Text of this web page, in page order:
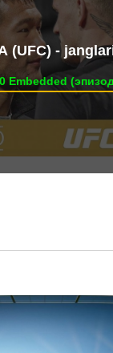
(UFC) -
Embedded